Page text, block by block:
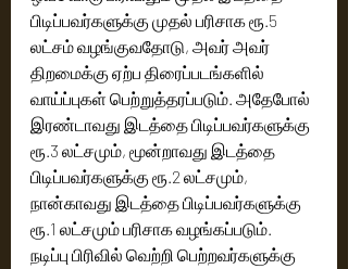
பிடிப்பவர்களுக்கு முதல் பரிசாக ரூ.5
லட்சம் வழங்குவதோடு, அவர் அவர்
திறமைக்கு ஏற்ப திரைப்படங்களில்
வாய்ப்புகள் பெற்றுத்தரப்படும். அதேபோல்
இரண்டாவது இடத்தை பிடிப்பவர்களுக்கு
ரூ.3 லட்சமும், மூன்றாவது இடத்தை
பிடிப்பவர்களுக்கு ரூ.2 லட்சமும்,
நான்காவது இடத்தை பிடிப்பவர்களுக்கு
ரூ.1 லட்சமும் பரிசாக வழங்கப்படும்.
நடிப்பு பிரிவில் வெற்றி பெற்றவர்களுக்கு